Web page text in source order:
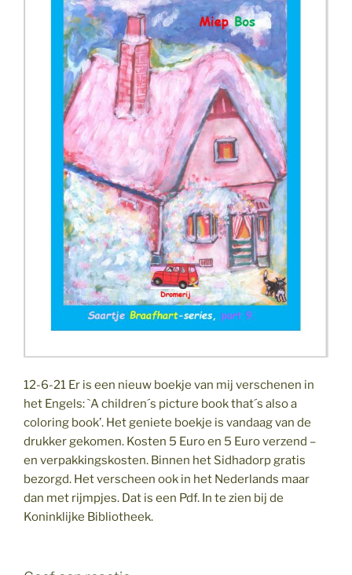
12-6-21 Er is een nieuw boekje van mij verschenen in
het Engels: `A children´s picture book that´s also a
coloring book’. Het geniete boekje is vandaag van de
drukker gekomen. Kosten 5 Euro en 5 Euro verzend –
en verpakkingskosten. Binnen het Sidhadorp gratis
bezorgd. Het verscheen ook in het Nederlands maar
dan met rijmpjes. Dat is een Pdf. In te zien bij de
Koninklijke Bibliotheek.